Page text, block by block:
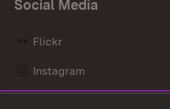
Social Media
Flickr
Instagram